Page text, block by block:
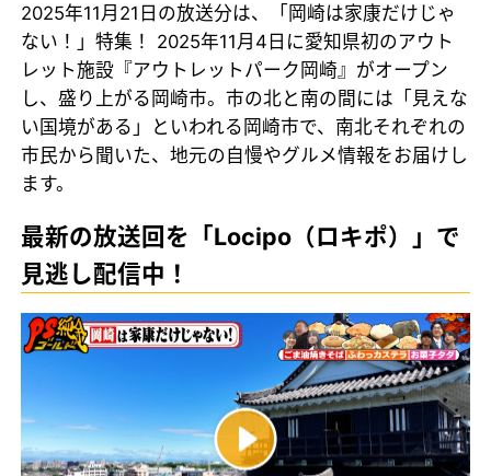
2025年11月21日の放送分は、「岡崎は家康だけじゃ
ない！」特集！ 2025年11月4日に愛知県初のアウト
レット施設『アウトレットパーク岡崎』がオープン
し、盛り上がる岡崎市。市の北と南の間には「見えな
い国境がある」といわれる岡崎市で、南北それぞれの
市民から聞いた、地元の自慢やグルメ情報をお届けし
ます。
最新の放送回を「Locipo（ロキポ）」で
見逃し配信中！